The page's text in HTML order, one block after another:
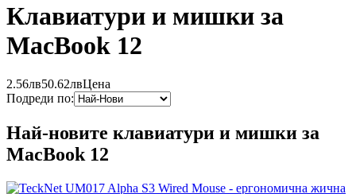
Клавиатури и мишки за
MacBook 12
2.56лв50.62лвЦена
Подреди по:
Най-новите клавиатури и мишки за
MacBook 12